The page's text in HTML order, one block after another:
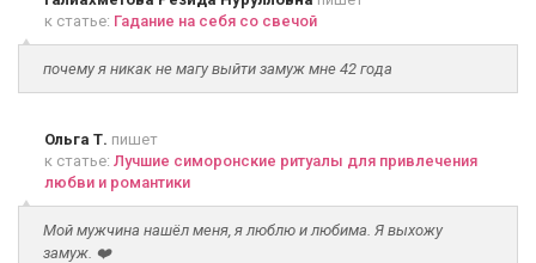
к статье: Гадание на себя со свечой
почему я никак не магу выйти замуж мне 42 года
Ольга Т. пишет
к статье: Лучшие симоронские ритуалы для привлечения
любви и романтики
Мой мужчина нашёл меня, я люблю и любима. Я выхожу
замуж. ❤️